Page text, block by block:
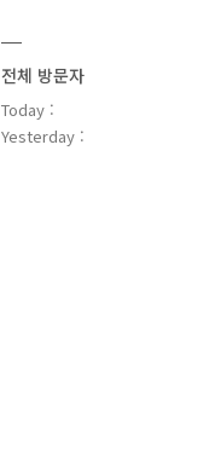
전체 방문자
Today :
Yesterday :